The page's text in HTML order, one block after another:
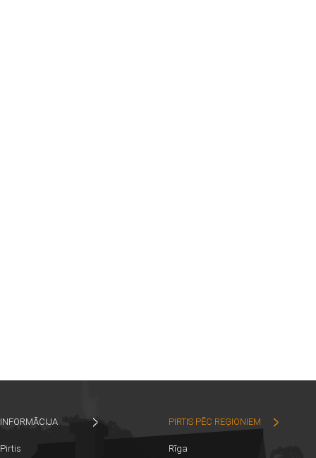
INFORMĀCIJA
Pirtis
PIRTIS PĒC REĢIONIEM
Rīga